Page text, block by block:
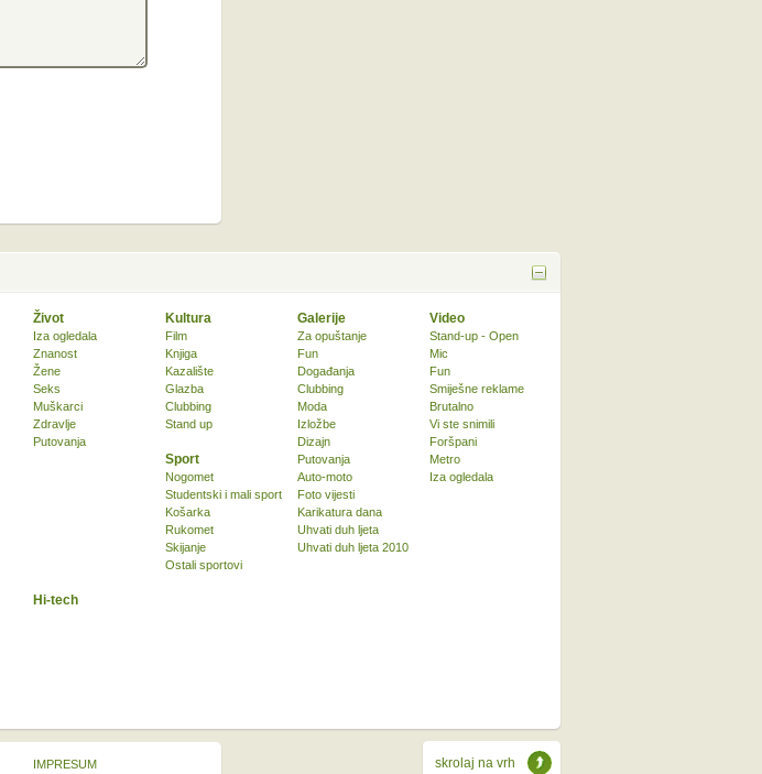
Život
Iza ogledala
Znanost
Žene
Seks
Muškarci
Zdravlje
Putovanja
Kultura
Film
Knjiga
Kazalište
Glazba
Clubbing
Stand up
Sport
Nogomet
Studentski i mali sport
Košarka
Rukomet
Skijanje
Ostali sportovi
Hi-tech
Galerije
Za opuštanje
Fun
Događanja
Clubbing
Moda
Izložbe
Dizajn
Putovanja
Auto-moto
Foto vijesti
Karikatura dana
Uhvati duh ljeta
Uhvati duh ljeta 2010
Video
Stand-up - Open
Mic
Fun
Smiješne reklame
Brutalno
Vi ste snimili
Foršpani
Metro
Iza ogledala
skrolaj na vrh
IMPRESUM